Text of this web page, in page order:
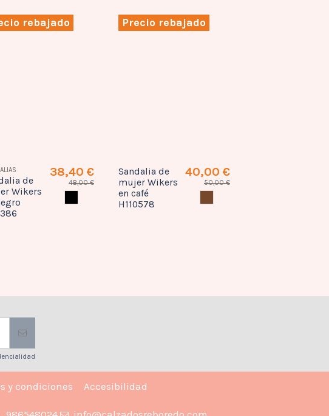
rebajado
de
Wikers
38,40 €
48,00 €
Precio rebajado
Sandalia de
mujer Wikers
en café
H110578
40,00 €
50,00 €
y condiciones Accesibilidad